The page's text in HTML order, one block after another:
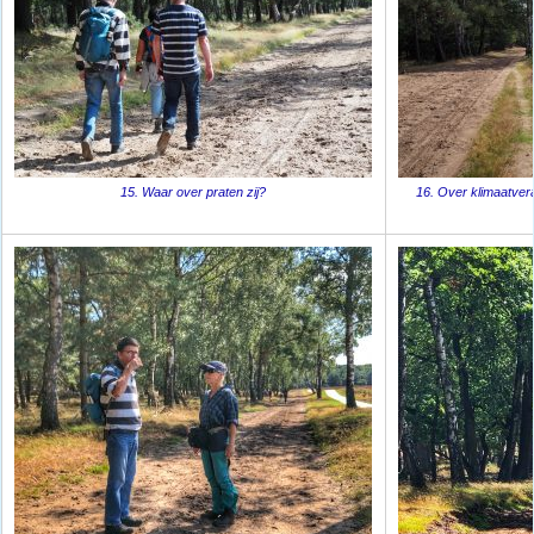
15. Waar over praten zij? 16. Over